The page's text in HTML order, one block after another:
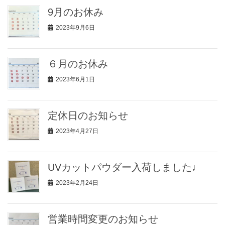
9月のお休み
2023年9月6日
６月のお休み
2023年6月1日
定休日のお知らせ
2023年4月27日
UVカットパウダー入荷しました♩
2023年2月24日
営業時間変更のお知らせ